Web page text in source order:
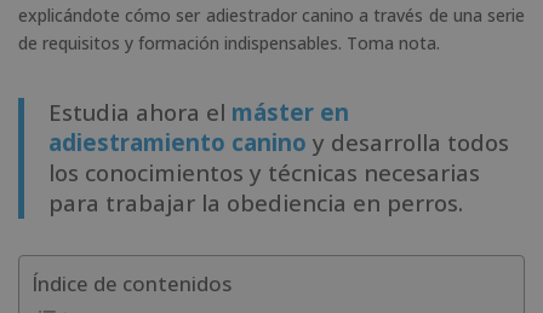
explicándote cómo ser adiestrador canino a través de una serie
de requisitos y formación indispensables. Toma nota.
Estudia ahora el máster en
adiestramiento canino y desarrolla todos
los conocimientos y técnicas necesarias
para trabajar la obediencia en perros.
Índice de contenidos